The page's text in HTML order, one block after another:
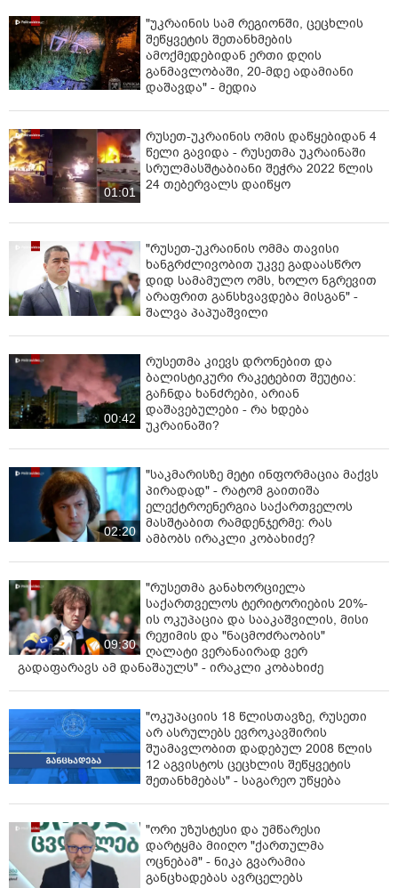
"უკრაინის სამ რეგიონში, ცეცხლის
შეწყვეტის შეთანხმების
ამოქმედებიდან ერთი დღის
განმავლობაში, 20-მდე ადამიანი
დაშავდა" - მედია
01:01
რუსეთ-უკრაინის ომის დაწყებიდან 4
წელი გავიდა - რუსეთმა უკრაინაში
სრულმასშტაბიანი შეჭრა 2022 წლის
24 თებერვალს დაიწყო
"რუსეთ-უკრაინის ომმა თავისი
ხანგრძლივობით უკვე გადაასწრო
დიდ სამამულო ომს, ხოლო ნგრევით
არაფრით განსხვავდება მისგან" -
შალვა პაპუაშვილი
00:42
რუსეთმა კიევს დრონებით და
ბალისტიკური რაკეტებით შეუტია:
გაჩნდა ხანძრები, არიან
დაშავებულები - რა ხდება
უკრაინაში?
02:20
"საკმარისზე მეტი ინფორმაცია მაქვს
პირადად" - რატომ გაითიშა
ელექტროენერგია საქართველოს
მასშტაბით რამდენჯერმე: რას
ამბობს ირაკლი კობახიძე?
09:30
"რუსეთმა განახორციელა
საქართველოს ტერიტორიების 20%-
ის ოკუპაცია და სააკაშვილის, მისი
რეჟიმის და "ნაცმოძრაობის"
ღალატი ვერანაირად ვერ
გადაფარავს ამ დანაშაულს" - ირაკლი კობახიძე
"ოკუპაციის 18 წლისთავზე, რუსეთი
არ ასრულებს ევროკავშირის
შუამავლობით დადებულ 2008 წლის
12 აგვისტოს ცეცხლის შეწყვეტის
შეთანხმებას" - საგარეო უწყება
"ორი უზუსტესი და უმწარესი
დარტყმა მიიღო "ქართულმა
ოცნებამ" - ნიკა გვარამია
განცხადებას ავრცელებს